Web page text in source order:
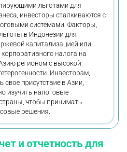
льготами для
инвесторы сталкиваются с
системами. Факторы,
в Индонезии для
капитализацией или
налога на
регионом с высокой
Инвесторам,
присутствие в Азии,
изучить налоговые
чтобы принимать
решения.
и отчетность для